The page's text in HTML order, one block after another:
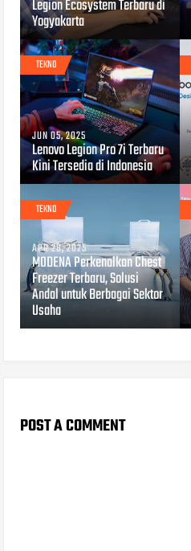
Legion Ecosystem Terbaru di
Yogyakarta
TEKNO
JUN 05, 2025
Lenovo Legion Pro 7i Terbaru
Kini Tersedia di Indonesia
TEKNO
APR 28, 2025
MODENA Perkenalkan Chest
Freezer Terbaru, Solusi
Andal untuk Berbagai Sektor
Usaha
POST A COMMENT